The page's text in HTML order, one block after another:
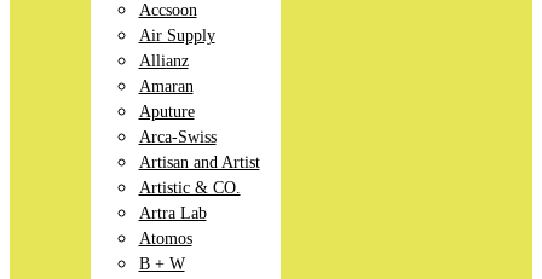
Accsoon
Air Supply
Allianz
Amaran
Aputure
Arca-Swiss
Artisan and Artist
Artistic & CO.
Artra Lab
Atomos
B + W